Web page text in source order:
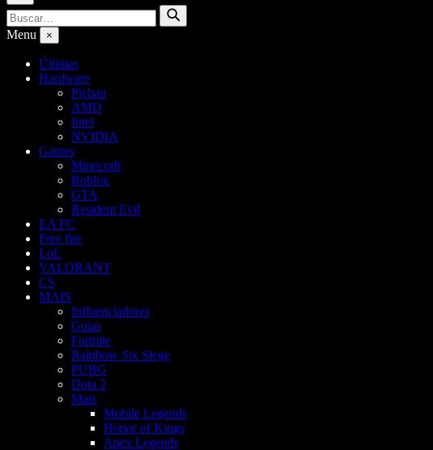
Buscar
por:
Buscar
Menu ×
Últimas
Hardware
Pichau
AMD
Intel
NVIDIA
Games
Minecraft
Roblox
GTA
Resident Evil
EA FC
Free fire
LoL
VALORANT
CS
MAIS
Influenciadores
Guias
Fortnite
Rainbow Six Siege
PUBG
Dota 2
Mais
Mobile Legends
Honor of Kings
Apex Legends